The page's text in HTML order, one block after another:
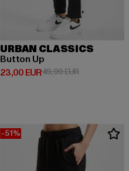
EUR
URBAN CLASSICS
Button Up
23,00 EUR
Derzeitiger Preis: 23,00 EUR
49,99 EURAktionspreis:
-51%